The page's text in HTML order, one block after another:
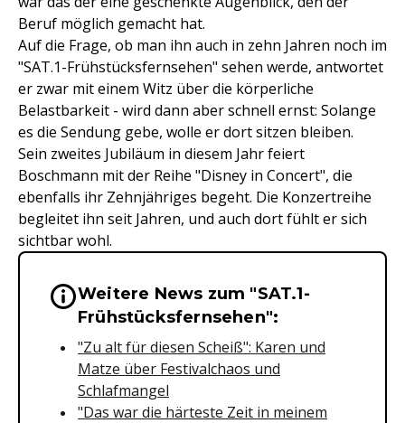
Beruf möglich gemacht hat.
Auf die Frage, ob man ihn auch in zehn Jahren noch im
"SAT.1-Frühstücksfernsehen" sehen werde, antwortet
er zwar mit einem Witz über die körperliche
Belastbarkeit - wird dann aber schnell ernst: Solange
es die Sendung gebe, wolle er dort sitzen bleiben.
Sein zweites Jubiläum in diesem Jahr feiert
Boschmann mit der Reihe "Disney in Concert", die
ebenfalls ihr Zehnjähriges begeht. Die Konzertreihe
begleitet ihn seit Jahren, und auch dort fühlt er sich
sichtbar wohl.
Wichtige Hinweise &
Weitere News zum "SAT.1-
Frühstücksfernsehen":
"Zu alt für diesen Scheiß": Karen und
Matze über Festivalchaos und
Schlafmangel
"Das war die härteste Zeit in meinem